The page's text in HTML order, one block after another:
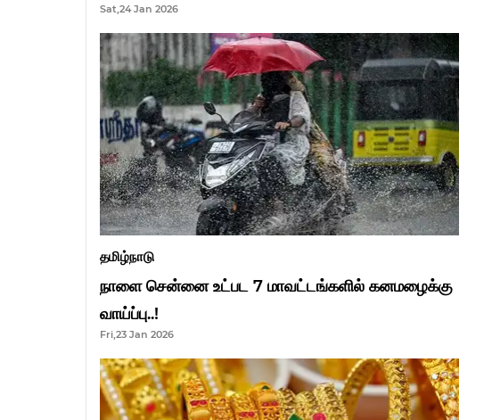
ஆசிரியர்களுக்கு ஜாக்பாட்!
Sat,24 Jan 2026
தமிழ்நாடு
நாளை சென்னை உட்பட 7 மாவட்டங்களில் கனமழைக்கு
வாய்ப்பு..!
Fri,23 Jan 2026